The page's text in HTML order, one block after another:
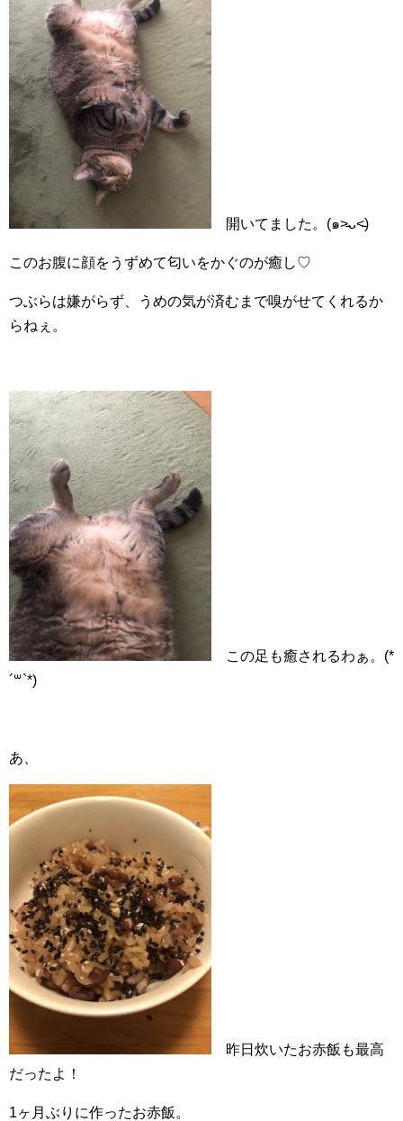
開いてました。(๑˃̵ᴗ˂̵)
このお腹に顔をうずめて匂いをかぐのが癒し♡
つぶらは嫌がらず、うめの気が済むまで嗅がせてくれるか
らねぇ。
この足も癒されるわぁ。(*
´꒳`*)
あ、
昨日炊いたお赤飯も最高
だったよ！
1ヶ月ぶりに作ったお赤飯。